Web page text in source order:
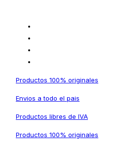
Productos 100% originales
Envios a todo el pais
Productos libres de IVA
Productos 100% originales